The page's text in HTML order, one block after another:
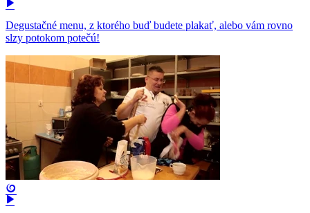
Degustačné menu, z ktorého buď budete plakať, alebo vám rovno
slzy potokom potečú!